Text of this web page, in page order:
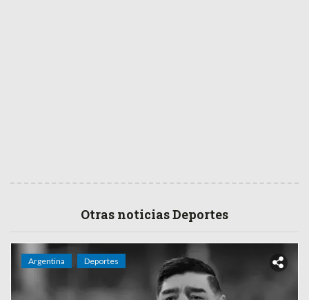
Otras noticias Deportes
Argentina Deportes